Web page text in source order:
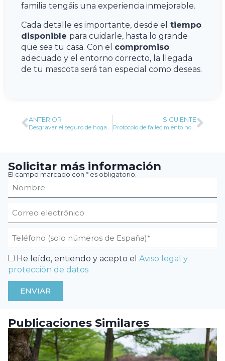
familia tengáis una experiencia inmejorable.
Cada detalle es importante, desde el tiempo
disponible para cuidarle, hasta lo grande
que sea tu casa. Con el compromiso
adecuado y el entorno correcto, la llegada
de tu mascota será tan especial como deseas.
ANTERIOR
Desgravar el seguro de hogar en la Declaración de la Renta
SIGUIENTE
Protocolo de fallecimiento hospitalario: procedimiento paso a paso
Solicitar más información
El campo marcado con * es obligatorio.
He leído, entiendo y acepto el Aviso legal y
protección de datos
ENVIAR
Publicaciones Similares